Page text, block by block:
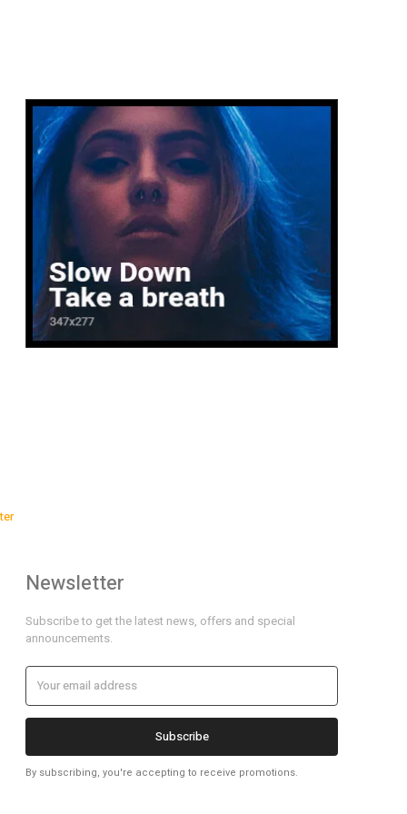
Newsletter
Subscribe to get the latest news, offers and special
announcements.
Subscribe
By subscribing, you're accepting to receive promotions.